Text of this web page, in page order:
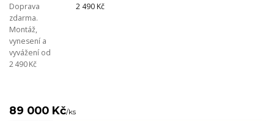
Doprava
zdarma.
Montáž,
vynesení a
vyvážení od
2 490 Kč
2 490 Kč
89 000 Kč/ks